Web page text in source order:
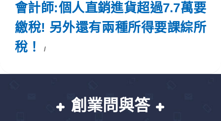
會計師:個人直銷進貨超過7.7萬要
繳稅! 另外還有兩種所得要課綜所
稅！
創業問與答